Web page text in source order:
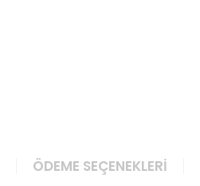
ÖDEME SEÇENEKLERI